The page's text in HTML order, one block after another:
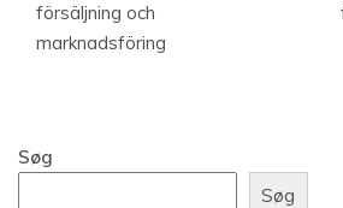
försäljning och
marknadsföring
Søg
Søg